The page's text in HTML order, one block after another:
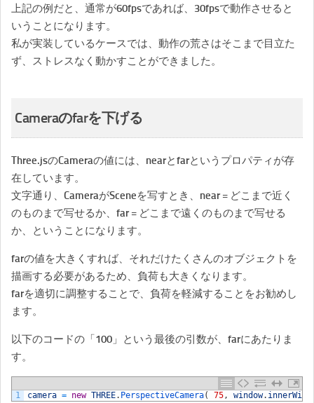
上記の例だと、通常が60fpsであれば、30fpsで動作させると
いうことになります。
私が実装しているケースでは、動作の荒さはそこまで目立た
ず、ストレスなく動かすことができました。
Cameraのfarを下げる
Three.jsのCameraの値には、nearとfarというプロパティが存
在しています。
文字通り、CameraがSceneを写すとき、near = どこまで近く
のものまで写せるか、far = どこまで遠くのものまで写せる
か、ということになります。
farの値を大きくすれば、それだけたくさんのオブジェクトを
描画する必要があるため、負荷も大きくなります。
farを適切に調整することで、負荷を軽減することをお勧めし
ます。
以下のコードの「100」という最後の引数が、farにあたりま
す。
1 camera = new THREE. PerspectiveCamera( 75 , window.